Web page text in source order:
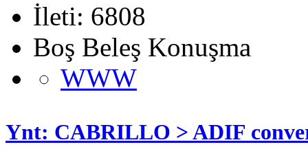
İleti: 6808
Boş Beleş Konuşma
WWW
Ynt: CABRILLO > ADIF